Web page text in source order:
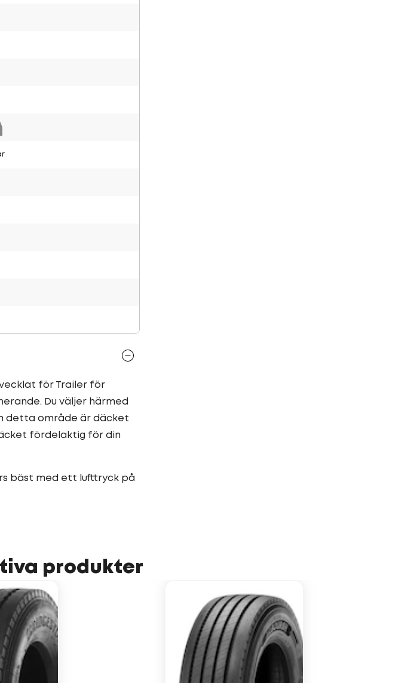
för Trailer för
Du väljer härmed
detta område är däcket
fördelaktig för din
bäst med ett lufttryck på
produkter